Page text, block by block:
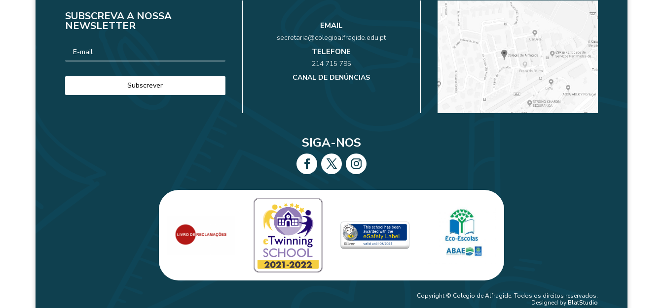
SUBSCREVA A NOSSA
NEWSLETTER EMAIL
secretaria@colegioalfragide.edu.pt
TELEFONE
214 715 795
CANAL DE DENÚNCIAS
SIGA-NOS
Copyright © Colégio de Alfragide. Todos os direitos reservados.
Designed byBlatStudio